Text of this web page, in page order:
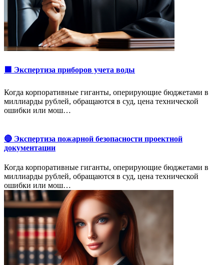
🟩 Экспертиза приборов учета воды
Когда корпоративные гиганты, оперирующие бюджетами в
миллиарды рублей, обращаются в суд, цена технической
ошибки или мош…
🔴 Экспертиза пожарной безопасности проектной
документации
Когда корпоративные гиганты, оперирующие бюджетами в
миллиарды рублей, обращаются в суд, цена технической
ошибки или мош…